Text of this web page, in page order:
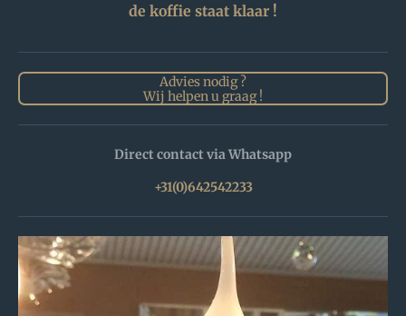
de koffie staat klaar !
Advies nodig ?
Wij helpen u graag !
Direct contact via Whatsapp
+31(0)642542233